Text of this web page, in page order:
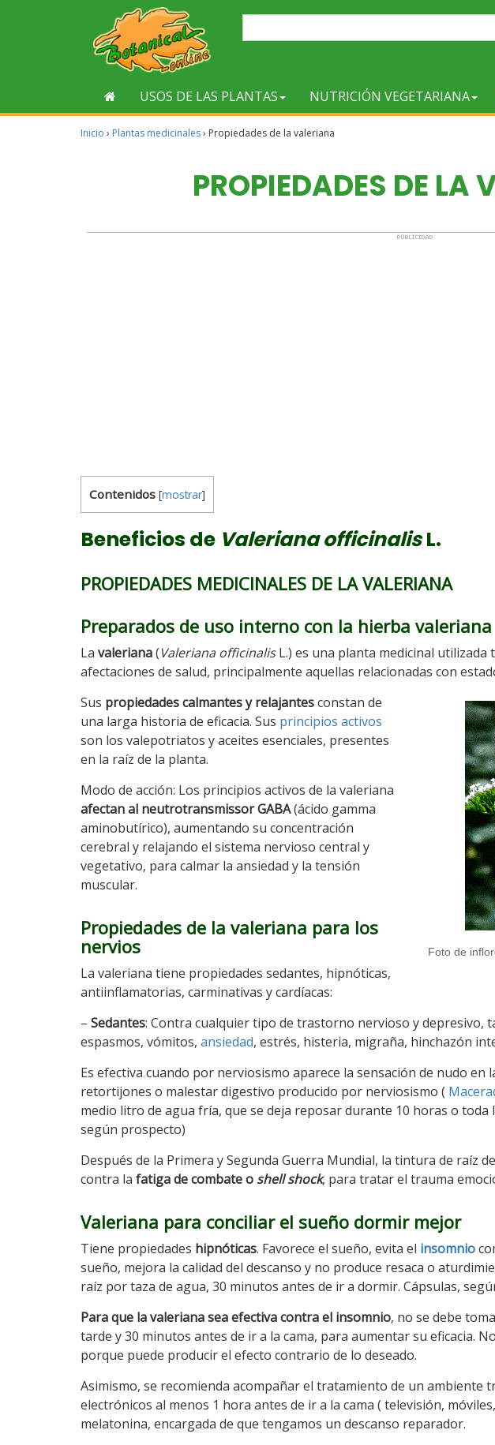
USOS DE LAS PLANTAS NUTRICIÓN VEGETARIANA
Inicio › Plantas medicinales› Propiedades de la valeriana
PROPIEDADES DE LA
Contenidos [mostrar]
Beneficios de Valeriana officinalisL.
PROPIEDADES MEDICINALES DE LA VALERIANA
Preparados de uso interno con la hierba valeriana
La valeriana(Valeriana officinalisL.) es una planta medicinal
afectaciones de salud, principalmente aquellas relacionadas con
Foto de
Sus propiedades calmantes y relajantesconstan de
una larga historia de eficacia. Sus principios activos
son los valepotriatos y aceites esenciales, presentes
en la raíz de la planta.
Modo de acción: Los principios activos de la valeriana
afectan al neutrotransmissor GABA(ácido gamma
aminobutírico), aumentando su concentración
cerebral y relajando el sistema nervioso central y
vegetativo, para calmar la ansiedad y la tensión
muscular.
Propiedades de la valeriana para los
nervios
La valeriana tiene propiedades sedantes, hipnóticas,
antiinflamatorias, carminativas y cardíacas:
– Sedantes: Contra cualquier tipo de trastorno nervioso y depresivo,
espasmos, vómitos, ansiedad, estrés, histeria, migraña, hinchazón
Es efectiva cuando por nerviosismo aparece la sensación de nudo
retortijones o malestar digestivo producido por nerviosismo (
medio litro de agua fría, que se deja reposar durante 10 horas o toda
según prospecto)
Después de la Primera y Segunda Guerra Mundial, la tintura de raíz
contra la fatiga de combate o shell shock, para tratar el trauma
Valeriana para conciliar el sueño dormir mejor
Tiene propiedades hipnóticas. Favorece el sueño, evita el insomnio
sueño, mejora la calidad del descanso y no produce resaca o
raíz por taza de agua, 30 minutos antes de ir a dormir. Cápsulas,
Para que la valeriana sea efectiva contra el insomnio, no se debe
tarde y 30 minutos antes de ir a la cama, para aumentar su eficacia.
porque puede producir el efecto contrario de lo deseado.
Asimismo, se recomienda acompañar el tratamiento de un ambiente
electrónicos al menos 1 hora antes de ir a la cama ( televisión,
melatonina, encargada de que tengamos un descanso reparador.